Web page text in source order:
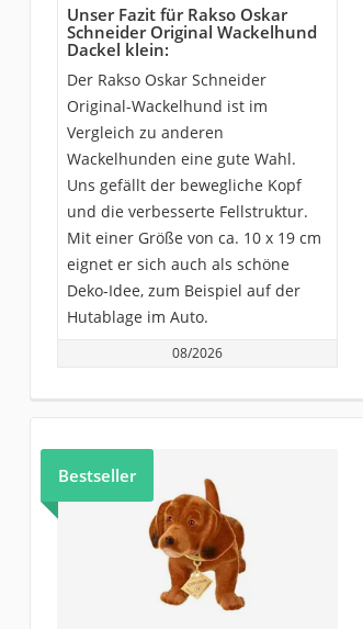
Unser Fazit für Rakso Oskar
Schneider Original Wackelhund
Dackel klein:
Der Rakso Oskar Schneider
Original-Wackelhund ist im
Vergleich zu anderen
Wackelhunden eine gute Wahl.
Uns gefällt der bewegliche Kopf
und die verbesserte Fellstruktur.
Mit einer Größe von ca. 10 x 19 cm
eignet er sich auch als schöne
Deko-Idee, zum Beispiel auf der
Hutablage im Auto.
08/2026
Bestseller